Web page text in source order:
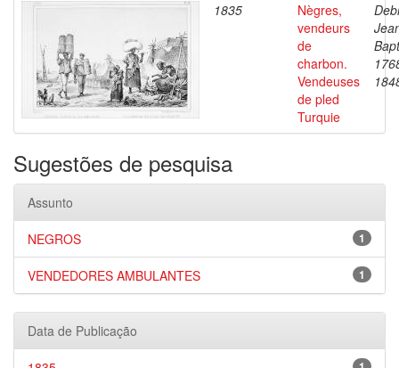
1835
Nègres,
vendeurs
de
charbon.
Vendeuses
de pled
Turquie
Sugestões de pesquisa
Assunto
1
NEGROS
1
VENDEDORES AMBULANTES
Data de Publicação